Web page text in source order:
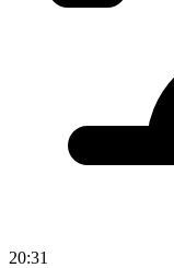
20:31